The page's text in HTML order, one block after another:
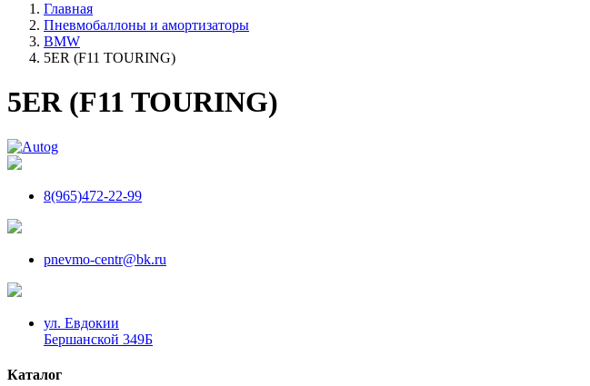
Главная
Пневмобаллоны и амортизаторы
BMW
5ER (F11 TOURING)
5ER (F11 TOURING)
8(965)472-22-99
pnevmo-centr@bk.ru
ул. Евдокии
Бершанской 349Б
Каталог